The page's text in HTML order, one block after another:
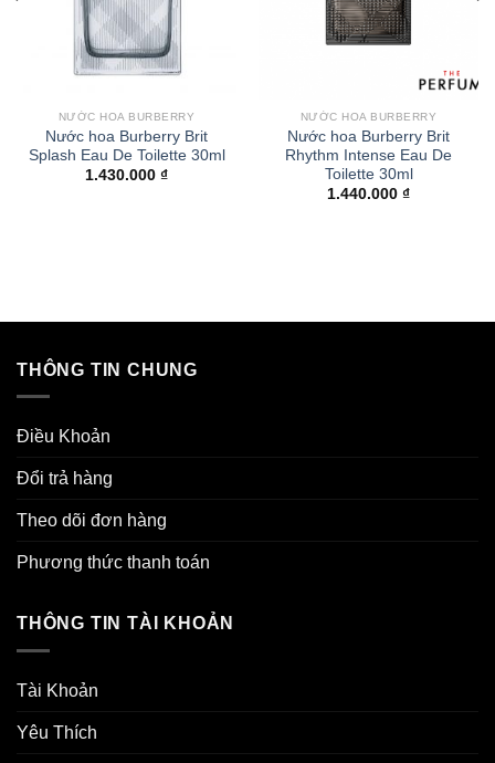
NƯỚC HOA BURBERRY
Nước hoa Burberry Brit
Splash Eau De Toilette 30ml
1.430.000 ₫
NƯỚC HOA BURBERRY
Nước hoa Burberry Brit
Rhythm Intense Eau De
Toilette 30ml
1.440.000 ₫
THÔNG TIN CHUNG
Điều Khoản
Đổi trả hàng
Theo dõi đơn hàng
Phương thức thanh toán
THÔNG TIN TÀI KHOẢN
Tài Khoản
Yêu Thích